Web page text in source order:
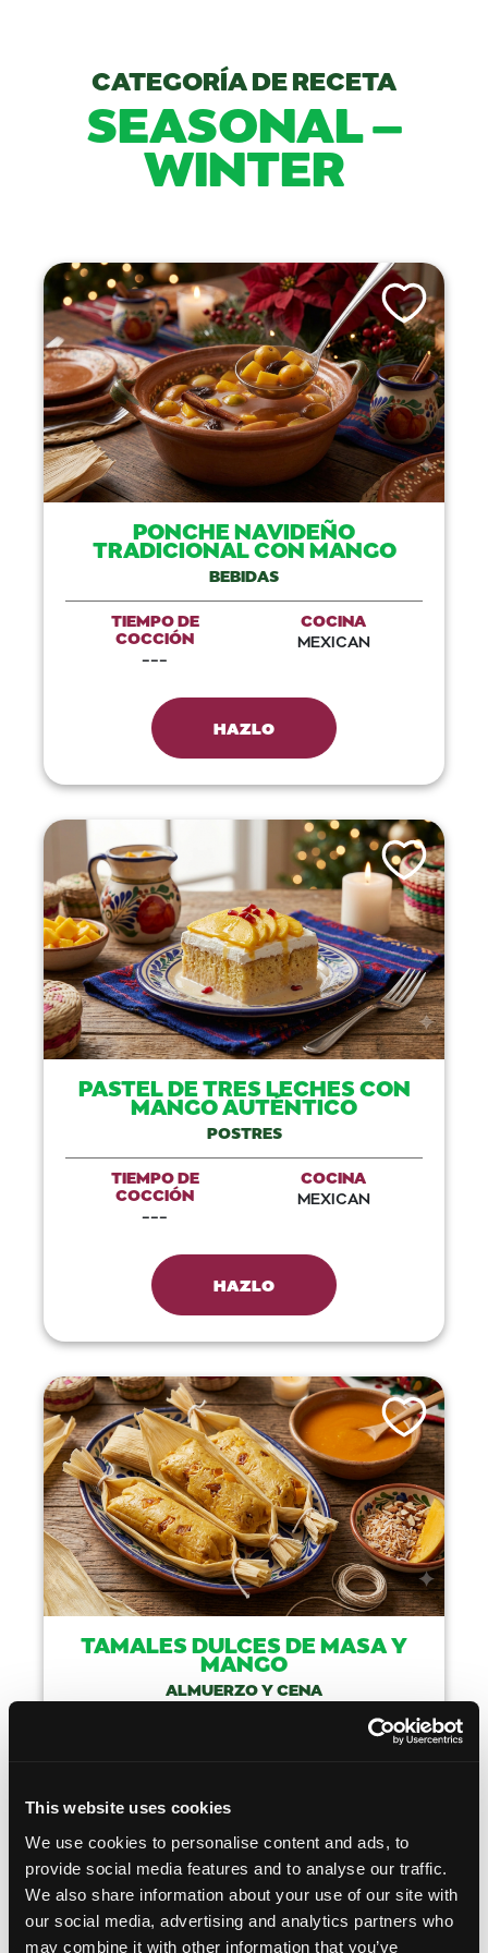
This website uses cookies
We use cookies to personalise content and ads, to
provide social media features and to analyse our traffic.
We also share information about your use of our site with
our social media, advertising and analytics partners who
may combine it with other information that you’ve
CATEGORÍA DE RECETA
SEASONAL –
WINTER
Like This
PONCHE NAVIDEÑO
TRADICIONAL CON MANGO
BEBIDAS
TIEMPO DE
COCCIÓN
---
COCINA
MEXICAN
HAZLO
Like This
PASTEL DE TRES LECHES CON
MANGO AUTÉNTICO
POSTRES
TIEMPO DE
COCCIÓN
---
COCINA
MEXICAN
HAZLO
Like This
TAMALES DULCES DE MASA Y
MANGO
ALMUERZO Y CENA
HAZLO